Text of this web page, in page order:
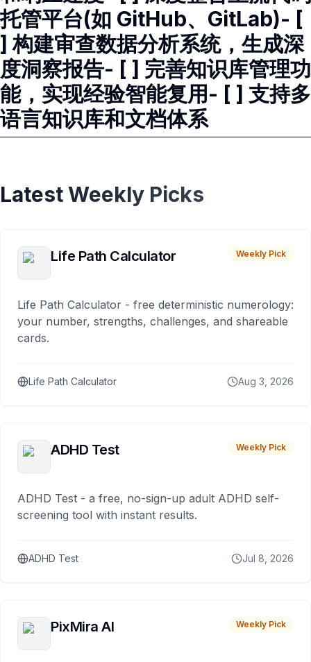
托管平台(如 GitHub、GitLab)- [
] 构建审查数据分析系统，生成深
度洞察报告- [ ] 完善知识库管理功
能，实现经验智能复用- [ ] 支持多
语言知识库和文档体系
Latest Weekly Picks
Life Path Calculator Weekly Pick
Life Path Calculator - free deterministic numerology:
your number, strengths, challenges, and shareable
cards.
Life Path Calculator Aug 3, 2026
ADHD Test Weekly Pick
ADHD Test - a free, no-sign-up adult ADHD self-
screening tool with instant results.
ADHD Test Jul 8, 2026
PixMira AI Weekly Pick